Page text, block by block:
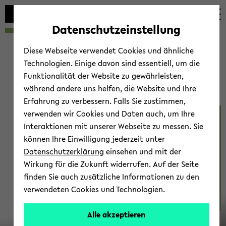
Automatische
vermeiden
zum
wechseln
zum
wechseln
zum
wechseln
Ac­com­mo­da­ti­on
Datenschutzeinstellung
Diese Webseite verwendet Cookies und ähnliche
Technologien. Einige davon sind essentiell, um die
Funktionalität der Website zu gewährleisten,
während andere uns helfen, die Website und Ihre
Erfahrung zu verbessern. Falls Sie zustimmen,
verwenden wir Cookies und Daten auch, um Ihre
Interaktionen mit unserer Webseite zu messen. Sie
können Ihre Einwilligung jederzeit unter
Datenschutzerklärung einsehen und mit der
Wirkung für die Zukunft widerrufen. Auf der Seite
finden Sie auch zusätzliche Informationen zu den
verwendeten Cookies und Technologien.
Alle akzeptieren